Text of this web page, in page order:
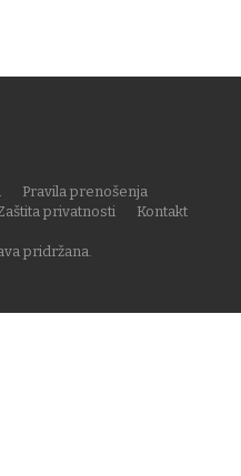
pridržana.
Pravila prenošenja
privatnosti
Kontakt